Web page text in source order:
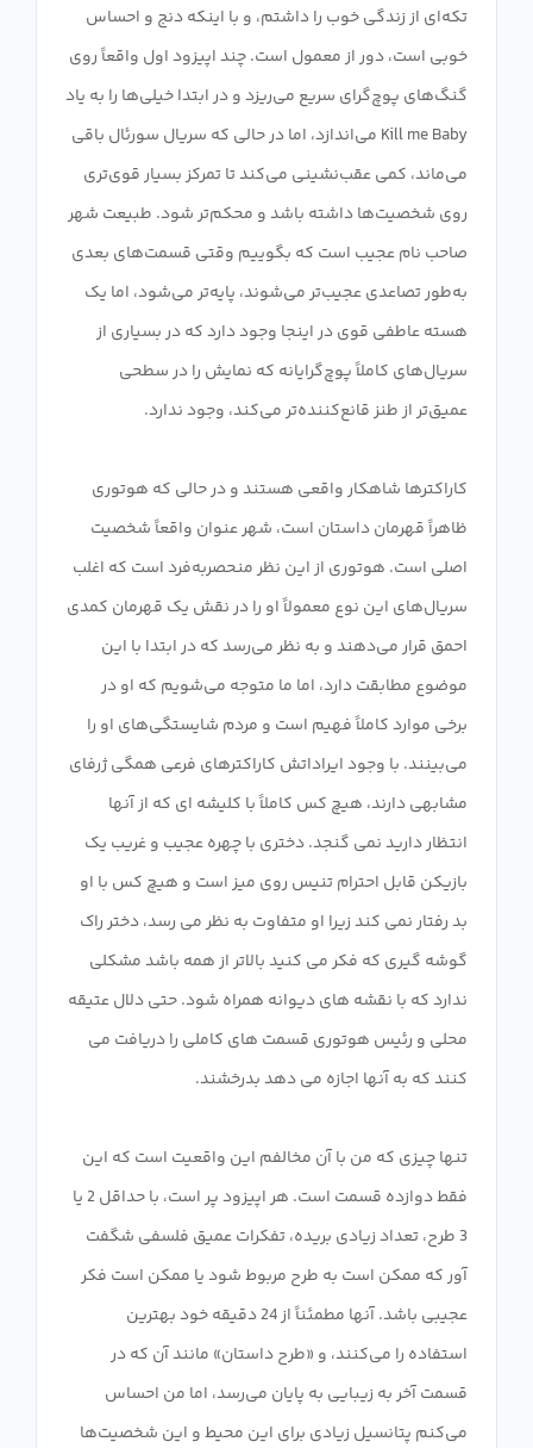
تکه‌ای از زندگی خوب را داشتم، و با اینکه دنج و احساس
خوبی است، دور از معمول است. چند اپیزود اول واقعاً روی
گنگ‌های پوچ‌گرای سریع می‌ریزد و در ابتدا خیلی‌ها را به یاد
Kill me Baby می‌اندازد، اما در حالی که سریال سورئال باقی
می‌ماند، کمی عقب‌نشینی می‌کند تا تمرکز بسیار قوی‌تری
روی شخصیت‌ها داشته باشد و محکم‌تر شود. طبیعت شهر
صاحب نام عجیب است که بگوییم وقتی قسمت‌های بعدی
به‌طور تصاعدی عجیب‌تر می‌شوند، پایه‌تر می‌شود، اما یک
هسته عاطفی قوی در اینجا وجود دارد که در بسیاری از
سریال‌های کاملاً پوچ‌گرایانه که نمایش را در سطحی
کاراکترها شاهکار واقعی هستند و در حالی که هوتوری
ظاهراً قهرمان داستان است، شهر عنوان واقعاً شخصیت
اصلی است. هوتوری از این نظر منحصربه‌فرد است که اغلب
سریال‌های این نوع معمولاً او را در نقش یک قهرمان کمدی
احمق قرار می‌دهند و به نظر می‌رسد که در ابتدا با این
موضوع مطابقت دارد، اما ما متوجه می‌شویم که او در
برخی موارد کاملاً فهیم است و مردم شایستگی‌های او را
می‌بینند. با وجود ایراداتش کاراکترهای فرعی همگی ژرفای
مشابهی دارند، هیچ کس کاملاً با کلیشه ای که از آنها
انتظار دارید نمی گنجد. دختری با چهره عجیب و غریب یک
بازیکن قابل احترام تنیس روی میز است و هیچ کس با او
بد رفتار نمی کند زیرا او متفاوت به نظر می رسد، دختر راک
گوشه گیری که فکر می کنید بالاتر از همه باشد مشکلی
ندارد که با نقشه های دیوانه همراه شود. حتی دلال عتیقه
محلی و رئیس هوتوری قسمت های کاملی را دریافت می
تنها چیزی که من با آن مخالفم این واقعیت است که این
فقط دوازده قسمت است. هر اپیزود پر است، با حداقل 2 یا
3 طرح، تعداد زیادی بریده، تفکرات عمیق فلسفی شگفت
آور که ممکن است به طرح مربوط شود یا ممکن است فکر
عجیبی باشد. آنها مطمئناً از 24 دقیقه خود بهترین
استفاده را می‌کنند، و «طرح داستان» مانند آن که در
قسمت آخر به زیبایی به پایان می‌رسد، اما من احساس
می‌کنم پتانسیل زیادی برای این محیط و این شخصیت‌ها